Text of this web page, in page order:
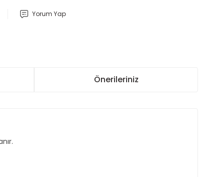
Yorum Yap
Önerileriniz